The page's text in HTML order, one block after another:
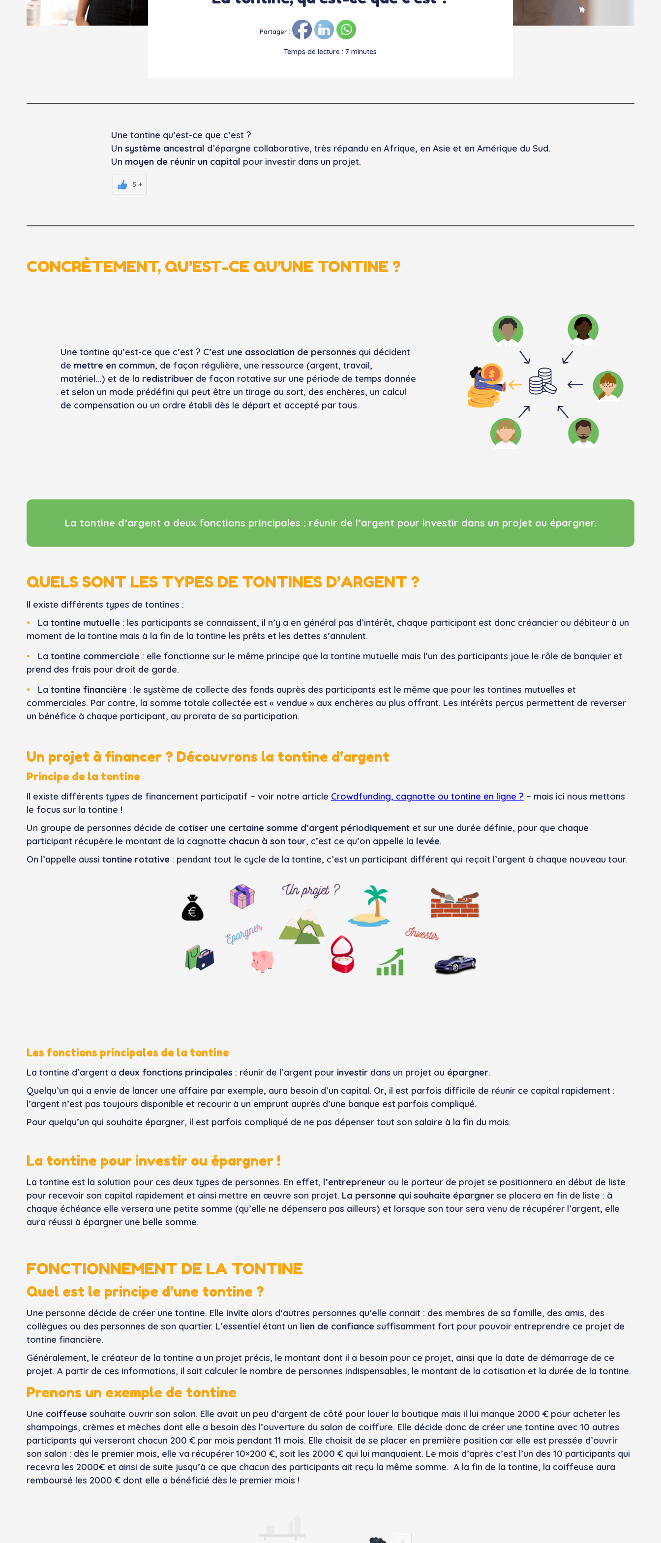
Partager :
Temps de lecture : 7 minutes
Une tontine qu’est-ce que c’est ?
Un système ancestral d’épargne collaborative, très répandu en Afrique, en Asie et en Amérique du Sud.
Un moyen de réunir un capital pour investir dans un projet.
5 +
CONCRÈTEMENT, QU’EST-CE QU’UNE TONTINE ?
Une tontine qu’est-ce que c’est ? C’est une association de personnesqui décident
de mettre en commun, de façon régulière, une ressource (argent, travail,
matériel…) et de la redistribuerde façon rotative sur une période de temps donnée
et selon un mode prédéfini qui peut être un tirage au sort, des enchères, un calcul
de compensation ou un ordre établi dès le départ et accepté par tous.
La tontine d’argent a deux fonctions principales : réunir de l’argent pour investir dans un projet ou épargner.
QUELS SONT LES TYPES DE TONTINES D’ARGENT ?
Il existe différents types de tontines :
La tontine mutuelle: les participants se connaissent, il n’y a en général pas d’intérêt, chaque participant est donc créancier ou débiteur à un
moment de la tontine mais à la fin de la tontine les prêts et les dettes s’annulent.
La tontine commerciale: elle fonctionne sur le même principe que la tontine mutuelle mais l’un des participants joue le rôle de banquier et
prend des frais pour droit de garde.
La tontine financière: le système de collecte des fonds auprès des participants est le même que pour les tontines mutuelles et
commerciales. Par contre, la somme totale collectée est « vendue » aux enchères au plus offrant. Les intérêts perçus permettent de reverser
un bénéfice à chaque participant, au prorata de sa participation.
Un projet à financer ? Découvrons la tontine d’argent
Principe de la tontine
Il existe différents types de financement participatif – voir notre article Crowdfunding, cagnotte ou tontine en ligne ? – mais ici nous mettons
le focus sur la tontine !
Un groupe de personnes décide de cotiser une certaine somme d’argent périodiquementet sur une durée définie, pour que chaque
participant récupère le montant de la cagnotte chacun à son tour, c’est ce qu’on appelle la levée.
On l’appelle aussi tontine rotative: pendant tout le cycle de la tontine, c’est un participant différent qui reçoit l’argent à chaque nouveau tour.
Les fonctions principales de la tontine
La tontine d’argent a deux fonctions principales: réunir de l’argent pour investirdans un projet ou épargner.
Quelqu’un qui a envie de lancer une affaire par exemple, aura besoin d’un capital. Or, il est parfois difficile de réunir ce capital rapidement :
l’argent n’est pas toujours disponible et recourir à un emprunt auprès d’une banque est parfois compliqué.
Pour quelqu’un qui souhaite épargner, il est parfois compliqué de ne pas dépenser tout son salaire à la fin du mois.
La tontine pour investir ou épargner !
La tontine est la solution pour ces deux types de personnes. En effet, l’entrepreneurou le porteur de projet se positionnera en début de liste
pour recevoir son capital rapidement et ainsi mettre en œuvre son projet. La personne qui souhaite épargnerse placera en fin de liste : à
chaque échéance elle versera une petite somme (qu’elle ne dépensera pas ailleurs) et lorsque son tour sera venu de récupérer l’argent, elle
aura réussi à épargner une belle somme.
FONCTIONNEMENT DE LA TONTINE
Quel est le principe d’une tontine ?
Une personne décide de créer une tontine. Elle invitealors d’autres personnes qu’elle connait : des membres de sa famille, des amis, des
collègues ou des personnes de son quartier. L’essentiel étant un lien de confiancesuffisamment fort pour pouvoir entreprendre ce projet de
tontine financière.
Généralement, le créateur de la tontine a un projet précis, le montant dont il a besoin pour ce projet, ainsi que la date de démarrage de ce
projet. A partir de ces informations, il sait calculer le nombre de personnes indispensables, le montant de la cotisation et la durée de la tontine.
Prenons un exemple de tontine
Une coiffeusesouhaite ouvrir son salon. Elle avait un peu d’argent de côté pour louer la boutique mais il lui manque 2000 € pour acheter les
shampoings, crèmes et mèches dont elle a besoin dès l’ouverture du salon de coiffure. Elle décide donc de créer une tontine avec 10 autres
participants qui verseront chacun 200 € par mois pendant 11 mois. Elle choisit de se placer en première position car elle est pressée d’ouvrir
son salon : dès le premier mois, elle va récupérer 10×200 €, soit les 2000 € qui lui manquaient. Le mois d’après c’est l’un des 10 participants qui
recevra les 2000€ et ainsi de suite jusqu’à ce que chacun des participants ait reçu la même somme. A la fin de la tontine, la coiffeuse aura
remboursé les 2000 € dont elle a bénéficié dès le premier mois !